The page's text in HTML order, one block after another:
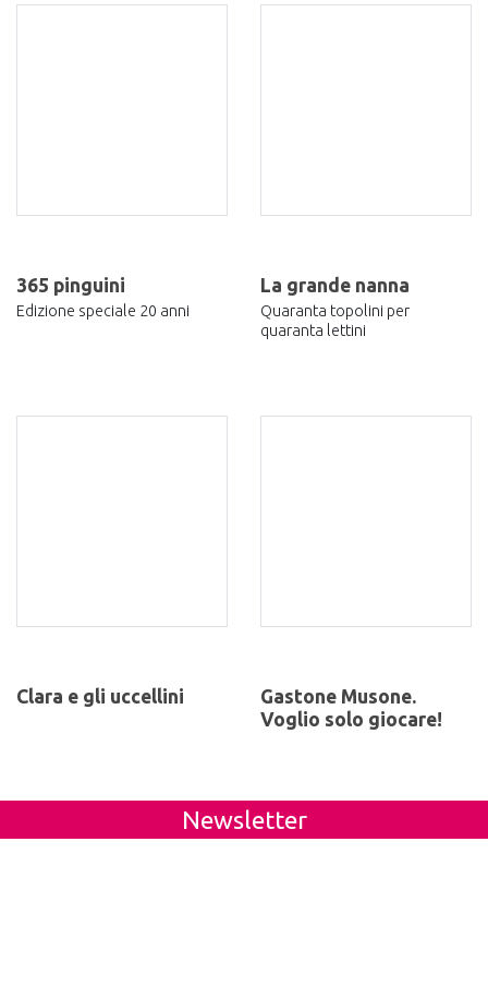
365 pinguini
Edizione speciale 20 anni
La grande nanna
Quaranta topolini per
quaranta lettini
Clara e gli uccellini
Gastone Musone.
Voglio solo giocare!
Newsletter